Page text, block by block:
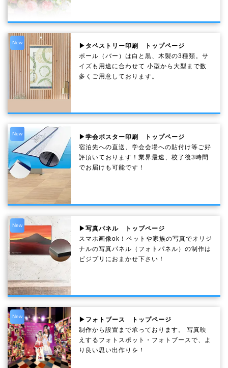
New
▶タペストリー印刷 トップページ
ポール（バー）は白と黒、木製の3種類。サ
イズも用途に合わせて 小型から大型まで数
多くご用意しております。
New
▶学会ポスター印刷 トップページ
宿泊先への直送、学会会場への貼付け等ご好
評頂いております！業界最速、校了後3時間
でお届けも可能です！
New
▶写真パネル トップページ
スマホ画像ok！ペットや家族の写真でオリジ
ナルの写真パネル（フォトパネル）の制作は
ビジプリにおまかせ下さい！
New
▶フォトブース トップページ
制作から設置まで承っております。 写真映
えするフォトスポット・フォトブースで、よ
り良い思い出作りを！